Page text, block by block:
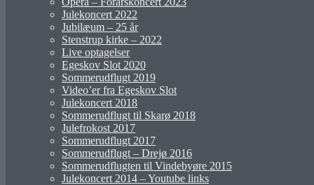
Julekoncert 2022
Jubilæum – 25 år
Stenstrup kirke – 2022
Live optagelser
Egeskov Slot 2020
Sommerudflugt 2019
Video’er fra Egeskov Slot
Julekoncert 2018
Sommerudflugt til Skarø 2018
Julefrokost 2017
Sommerudflugt 2017
Sommerudflugt – Drejø 2016
Sommerudflugten til Vindebyøre 2015
Julekoncert 2014 – Youtube links